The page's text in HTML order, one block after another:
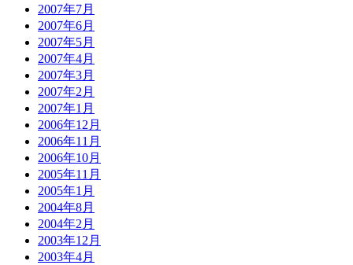
2007年7月
2007年6月
2007年5月
2007年4月
2007年3月
2007年2月
2007年1月
2006年12月
2006年11月
2006年10月
2005年11月
2005年1月
2004年8月
2004年2月
2003年12月
2003年4月